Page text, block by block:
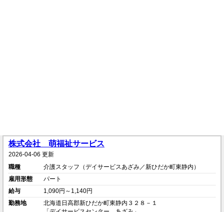
株式会社 萌福祉サービス
2026-04-06 更新
職種
介護スタッフ（デイサービスあざみ／新ひだか町東静内）
雇用形態
パート
給与
1,090円～1,140円
勤務地
北海道日高郡新ひだか町東静内３２８－１